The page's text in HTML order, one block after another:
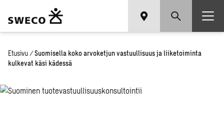
Etusivu / Suomisella koko arvoketjun vastuullisuus ja liiketoiminta
kulkevat käsi kädessä